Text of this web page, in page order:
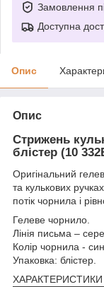
Замовлення
Доступна
Опис
Опис
Стрижень
блістер (10
Оригінальний
та кулькових
потік чорнила і
Гелеве чорнило.
Лінія письма –
Колір чорнила -
Упаковка: блістер.
ХАРАКТЕРИСТИКИ